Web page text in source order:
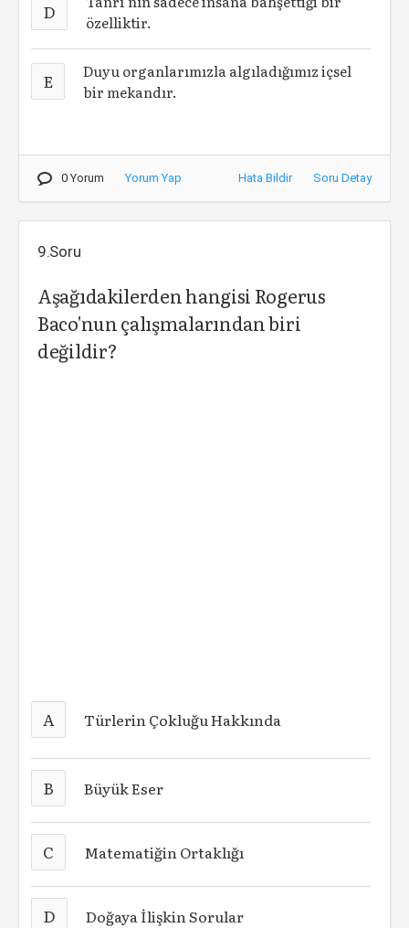
D
özelliktir.
E
Duyu organlarımızla algıladığımız içsel
bir mekandır.
0 Yorum Yorum Yap Hata Bildir Soru Detay
9.Soru
Aşağıdakilerden hangisi Rogerus
Baco'nun çalışmalarından biri
değildir?
A Türlerin Çokluğu Hakkında
B Büyük Eser
C Matematiğin Ortaklığı
D Doğaya İlişkin Sorular